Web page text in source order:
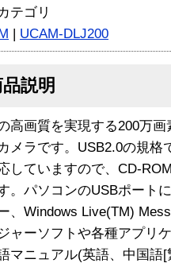
テゴリ
| UCAM-DLJ200
説明
高画質を実現する200万
メラです。USB2.0の規格
していますので、CD-
。パソコンのUSBポート
、Windows Live(TM)
ャーソフトや各種アプリ
マニュアル(英語、中国語